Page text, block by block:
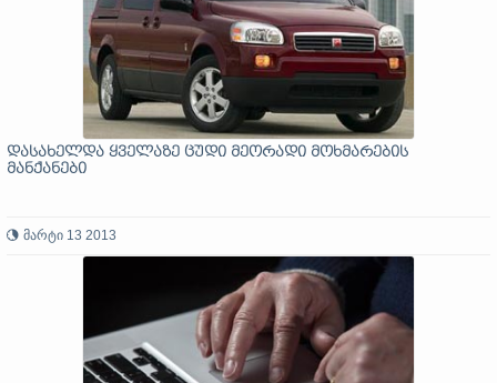
დასახელდა ყველაზე ცუდი მეორადი მოხმარების
მანქანები
მარტი 13 2013